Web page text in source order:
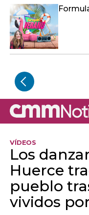
VÍDEOS
Los
Huerce
pueblo
vividos
An error